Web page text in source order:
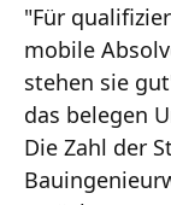
"Für
mobile
stehen sie
das belegen
Die Zahl der